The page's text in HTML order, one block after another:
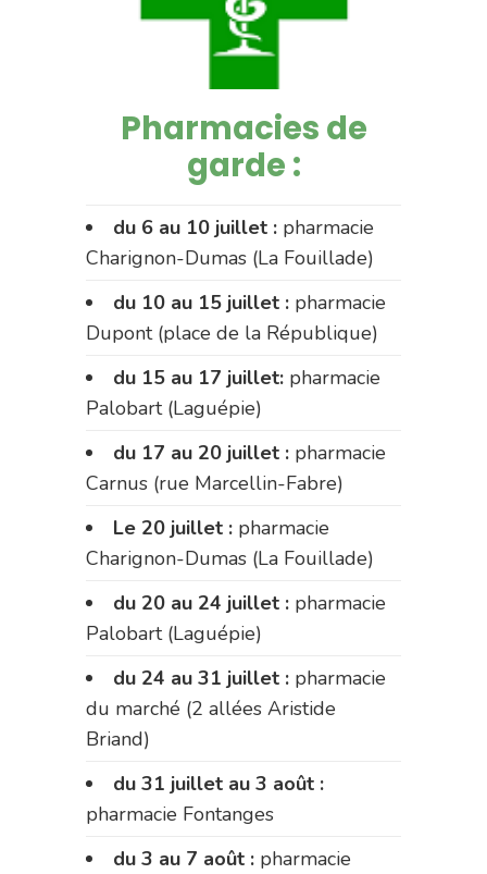
Pharmacies de
garde :
du 6 au 10 juillet : pharmacie
Charignon-Dumas (La Fouillade)
du 10 au 15 juillet : pharmacie
Dupont (place de la République)
du 15 au 17 juillet: pharmacie
Palobart (Laguépie)
du 17 au 20 juillet : pharmacie
Carnus (rue Marcellin-Fabre)
Le 20 juillet : pharmacie
Charignon-Dumas (La Fouillade)
du 20 au 24 juillet : pharmacie
Palobart (Laguépie)
du 24 au 31 juillet : pharmacie
du marché (2 allées Aristide
Briand)
du 31 juillet au 3 août :
pharmacie Fontanges
du 3 au 7 août : pharmacie